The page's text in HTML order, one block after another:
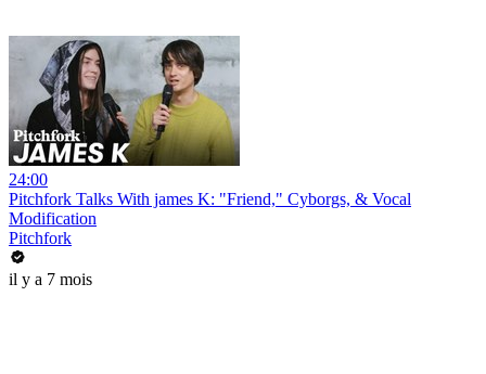
24:00
Pitchfork Talks With james K: "Friend," Cyborgs, & Vocal
Modification
Pitchfork
il y a 7 mois